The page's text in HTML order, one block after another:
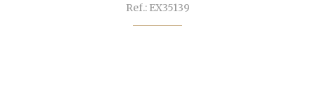
Ref.: EX35139